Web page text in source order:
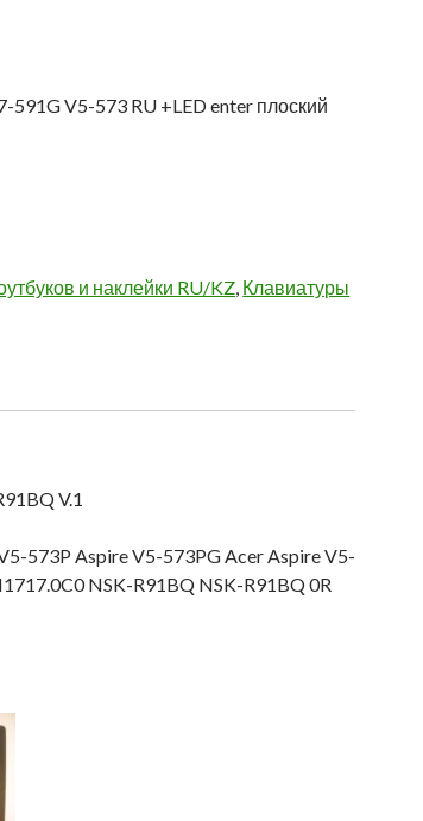
591G V5-573 RU +LED enter плоский
и наклейки RU/KZ, Клавиатуры
V.1
573P Aspire V5-573PG Acer Aspire V5-
NSK-R91BQ NSK-R91BQ 0R